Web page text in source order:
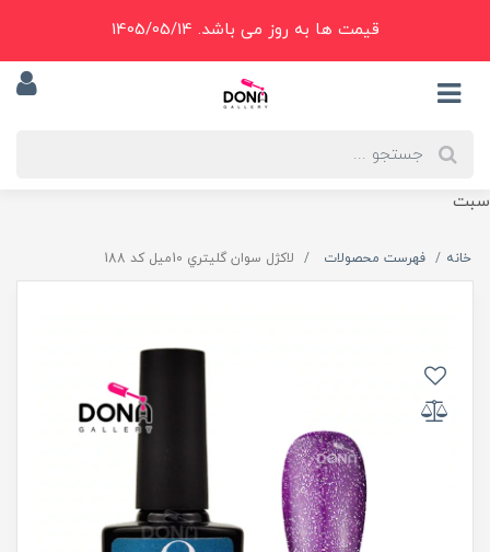
سبت
قیمت ها به روز می باشد. 1405/05/14
خانه فهرست محصولات لاکژل سوان گليتري 10ميل کد 188